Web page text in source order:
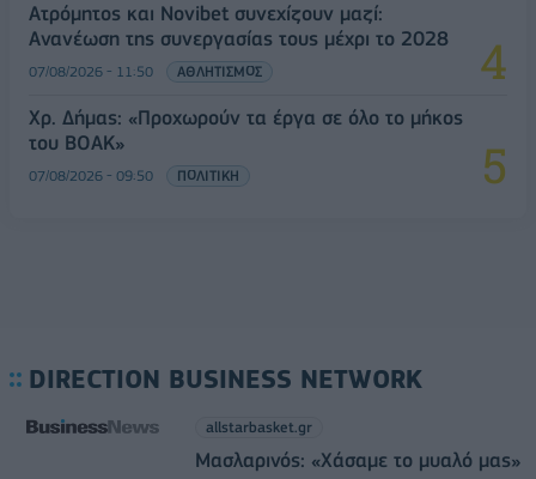
Ατρόμητος και Novibet συνεχίζουν μαζί:
Ανανέωση της συνεργασίας τους μέχρι το 2028
07/08/2026 - 11:50 ΑΘΛΗΤΙΣΜΟΣ
Χρ. Δήμας: «Προχωρούν τα έργα σε όλο το μήκος
του ΒΟΑΚ»
07/08/2026 - 09:50 ΠΟΛΙΤΙΚΗ
DIRECTION BUSINESS NETWORK
allstarbasket.gr
Μασλαρινός: «Χάσαμε το μυαλό μας»